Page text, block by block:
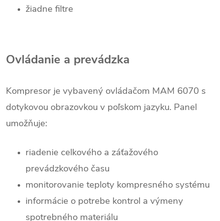
žiadne filtre
Ovládanie a prevádzka
Kompresor je vybavený ovládačom MAM 6070 s
dotykovou obrazovkou v poľskom jazyku. Panel
umožňuje:
riadenie celkového a záťažového
prevádzkového času
monitorovanie teploty kompresného systému
informácie o potrebe kontrol a výmeny
spotrebného materiálu